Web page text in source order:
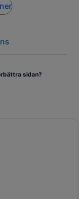
sidan?